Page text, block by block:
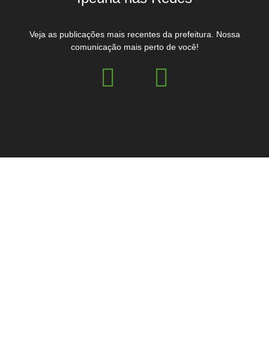
Veja as publicações mais recentes da prefeitura. Nossa
comunicação mais perto de você!